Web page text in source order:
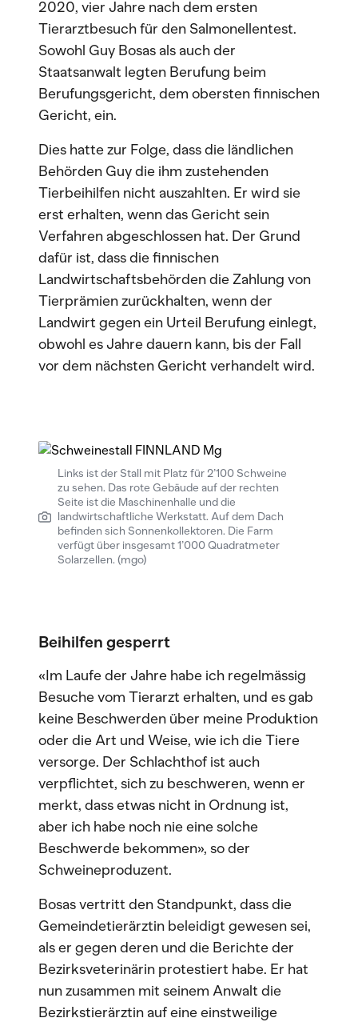
2020, vier Jahre nach dem ersten
Tierarztbesuch für den Salmonellentest.
Sowohl Guy Bosas als auch der
Staatsanwalt legten Berufung beim
Berufungsgericht, dem obersten finnischen
Gericht, ein.
Dies hatte zur Folge, dass die ländlichen
Behörden Guy die ihm zustehenden
Tierbeihilfen nicht auszahlten. Er wird sie
erst erhalten, wenn das Gericht sein
Verfahren abgeschlossen hat. Der Grund
dafür ist, dass die finnischen
Landwirtschaftsbehörden die Zahlung von
Tierprämien zurückhalten, wenn der
Landwirt gegen ein Urteil Berufung einlegt,
obwohl es Jahre dauern kann, bis der Fall
vor dem nächsten Gericht verhandelt wird.
Links ist der Stall mit Platz für 2’100 Schweine
zu sehen. Das rote Gebäude auf der rechten
Seite ist die Maschinenhalle und die
landwirtschaftliche Werkstatt. Auf dem Dach
befinden sich Sonnenkollektoren. Die Farm
verfügt über insgesamt 1’000 Quadratmeter
Solarzellen. (mgo)
Beihilfen gesperrt
«Im Laufe der Jahre habe ich regelmässig
Besuche vom Tierarzt erhalten, und es gab
keine Beschwerden über meine Produktion
oder die Art und Weise, wie ich die Tiere
versorge. Der Schlachthof ist auch
verpflichtet, sich zu beschweren, wenn er
merkt, dass etwas nicht in Ordnung ist,
aber ich habe noch nie eine solche
Beschwerde bekommen», so der
Schweineproduzent.
Bosas vertritt den Standpunkt, dass die
Gemeindetierärztin beleidigt gewesen sei,
als er gegen deren und die Berichte der
Bezirksveterinärin protestiert habe. Er hat
nun zusammen mit seinem Anwalt die
Bezirkstierärztin auf eine einstweilige